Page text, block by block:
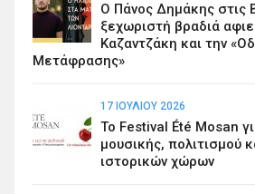
Ο Πάνος Δημάκης στις
ξεχωριστή βραδιά
Καζαντζάκη και την
Μετάφρασης»
17 ΙΟΥΛΊΟΥ 2026
Το Festival Été Mosan
μουσικής, πολιτισμού
ιστορικών χώρων